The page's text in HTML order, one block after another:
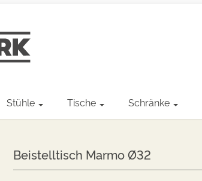
Stühle Tische Schränke
Beistelltisch Marmo Ø32